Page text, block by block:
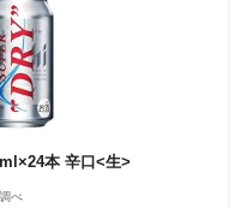
本 辛口<生>
べ